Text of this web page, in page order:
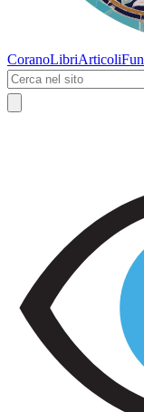
CoranoLibriArticoli